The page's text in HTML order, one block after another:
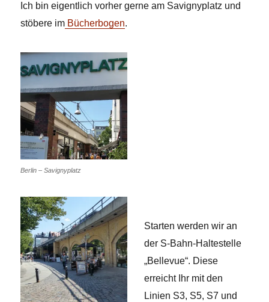
Ich bin eigentlich vorher gerne am Savignyplatz und
stöbere im Bücherbogen.
Berlin – Savignyplatz
Starten werden wir an
der S-Bahn-Haltestelle
„Bellevue“. Diese
erreicht Ihr mit den
Linien S3, S5, S7 und